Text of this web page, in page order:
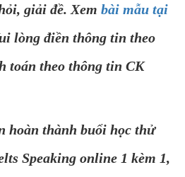
giải đề. Xem bài mẫu tại
lòng điền thông tin theo
toán theo thông tin CK
hoàn thành buổi học thử
Speaking online 1 kèm 1,